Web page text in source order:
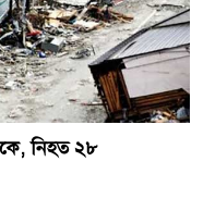
নিহত ২৮